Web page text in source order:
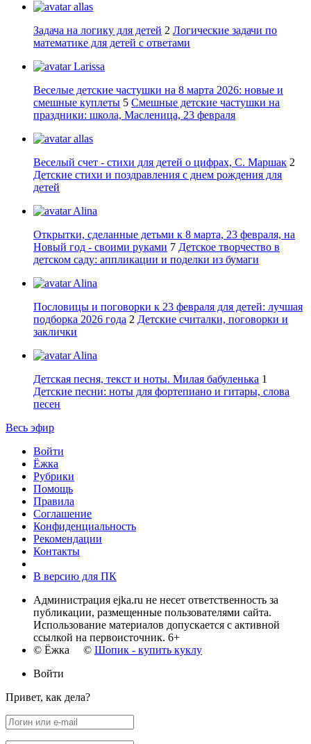
allas
Задача на логику для детей 2 Логические задачи по
математике для детей с ответами
Larissa
Веселые детские частушки на 8 марта 2026: новые и
смешные куплеты 5 Смешные детские частушки на
праздники: школа, Масленица, 23 февраля
allas
Веселый счет - стихи для детей о цифрах, С. Маршак 2
Детские стихи и поздравления с днем рождения для
детей
Alina
Открытки, сделанные детьми к 8 марта, 23 февраля, на
Новый год - своими руками 7 Детское творчество в
детском саду: аппликации и поделки из бумаги
Alina
Пословицы и поговорки к 23 февраля для детей: лучшая
подборка 2026 года 2 Детские считалки, поговорки и
заклички
Alina
Детская песня, текст и ноты. Милая бабуленька 1
Детские песни: ноты для фортепиано и гитары, слова
песен
Весь эфир
Войти
Ёжка
Рубрики
Помощь
Правила
Соглашение
Конфиденциальность
Рекомендации
Контакты
В версию для ПК
Администрация ejka.ru не несет ответственность за
публикации, размещенные пользователями сайта.
Использование материалов допускается с активной
ссылкой на первоисточник. 6+
© Ёжка © Шопик - купить куклу
Войти
Привет, как дела?